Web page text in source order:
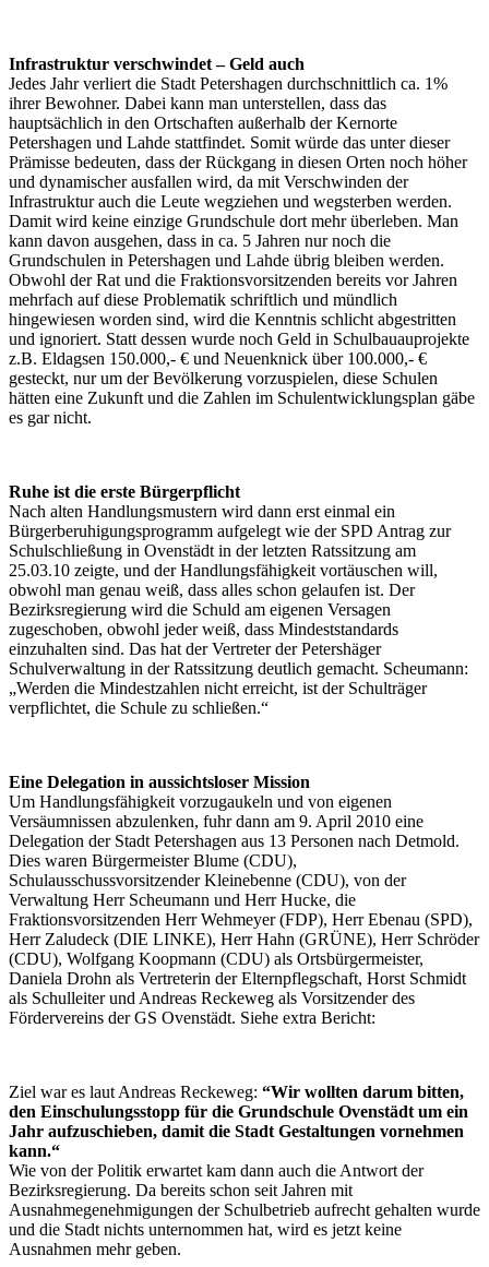
Infrastruktur verschwindet – Geld auch
Jedes Jahr verliert die Stadt Petershagen durchschnittlich ca. 1%
ihrer Bewohner. Dabei kann man unterstellen, dass das
hauptsächlich in den Ortschaften außerhalb der Kernorte
Petershagen und Lahde stattfindet. Somit würde das unter dieser
Prämisse bedeuten, dass der Rückgang in diesen Orten noch höher
und dynamischer ausfallen wird, da mit Verschwinden der
Infrastruktur auch die Leute wegziehen und wegsterben werden.
Damit wird keine einzige Grundschule dort mehr überleben. Man
kann davon ausgehen, dass in ca. 5 Jahren nur noch die
Grundschulen in Petershagen und Lahde übrig bleiben werden.
Obwohl der Rat und die Fraktionsvorsitzenden bereits vor Jahren
mehrfach auf diese Problematik schriftlich und mündlich
hingewiesen worden sind, wird die Kenntnis schlicht abgestritten
und ignoriert. Statt dessen wurde noch Geld in Schulbauauprojekte
z.B. Eldagsen 150.000,- € und Neuenknick über 100.000,- €
gesteckt, nur um der Bevölkerung vorzuspielen, diese Schulen
hätten eine Zukunft und die Zahlen im Schulentwicklungsplan gäbe
es gar nicht.
Ruhe ist die erste Bürgerpflicht
Nach alten Handlungsmustern wird dann erst einmal ein
Bürgerberuhigungsprogramm aufgelegt wie der SPD Antrag zur
Schulschließung in Ovenstädt in der letzten Ratssitzung am
25.03.10 zeigte, und der Handlungsfähigkeit vortäuschen will,
obwohl man genau weiß, dass alles schon gelaufen ist. Der
Bezirksregierung wird die Schuld am eigenen Versagen
zugeschoben, obwohl jeder weiß, dass Mindeststandards
einzuhalten sind. Das hat der Vertreter der Petershäger
Schulverwaltung in der Ratssitzung deutlich gemacht. Scheumann:
„Werden die Mindestzahlen nicht erreicht, ist der Schulträger
verpflichtet, die Schule zu schließen.“
Eine Delegation in aussichtsloser Mission
Um Handlungsfähigkeit vorzugaukeln und von eigenen
Versäumnissen abzulenken, fuhr dann am 9. April 2010 eine
Delegation der Stadt Petershagen aus 13 Personen nach Detmold.
Dies waren Bürgermeister Blume (CDU),
Schulausschussvorsitzender Kleinebenne (CDU), von der
Verwaltung Herr Scheumann und Herr Hucke, die
Fraktionsvorsitzenden Herr Wehmeyer (FDP), Herr Ebenau (SPD),
Herr Zaludeck (DIE LINKE), Herr Hahn (GRÜNE), Herr Schröder
(CDU), Wolfgang Koopmann (CDU) als Ortsbürgermeister,
Daniela Drohn als Vertreterin der Elternpflegschaft, Horst Schmidt
als Schulleiter und Andreas Reckeweg als Vorsitzender des
Fördervereins der GS Ovenstädt. Siehe extra Bericht:
Ziel war es laut Andreas Reckeweg: “Wir wollten darum bitten,
den Einschulungsstopp für die Grundschule Ovenstädt um ein
Jahr aufzuschieben, damit die Stadt Gestaltungen vornehmen
kann.“
Wie von der Politik erwartet kam dann auch die Antwort der
Bezirksregierung. Da bereits schon seit Jahren mit
Ausnahmegenehmigungen der Schulbetrieb aufrecht gehalten wurde
und die Stadt nichts unternommen hat, wird es jetzt keine
Ausnahmen mehr geben.